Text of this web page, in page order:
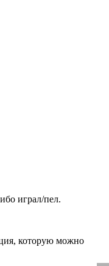
играл/пел.
которую можно